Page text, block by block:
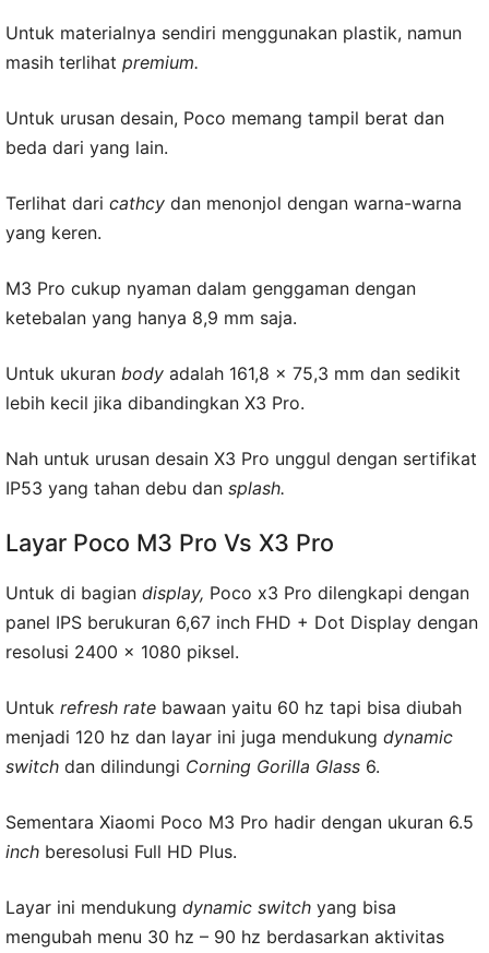
Untuk materialnya sendiri menggunakan plastik, namun
masih terlihat premium.
Untuk urusan desain, Poco memang tampil berat dan
beda dari yang lain.
Terlihat dari cathcy dan menonjol dengan warna-warna
yang keren.
M3 Pro cukup nyaman dalam genggaman dengan
ketebalan yang hanya 8,9 mm saja.
Untuk ukuran body adalah 161,8 x 75,3 mm dan sedikit
lebih kecil jika dibandingkan X3 Pro.
Nah untuk urusan desain X3 Pro unggul dengan sertifikat
IP53 yang tahan debu dan splash.
Layar Poco M3 Pro Vs X3 Pro
Untuk di bagian display, Poco x3 Pro dilengkapi dengan
panel IPS berukuran 6,67 inch FHD + Dot Display dengan
resolusi 2400 x 1080 piksel.
Untuk refresh rate bawaan yaitu 60 hz tapi bisa diubah
menjadi 120 hz dan layar ini juga mendukung dynamic
switch dan dilindungi Corning Gorilla Glass 6.
Sementara Xiaomi Poco M3 Pro hadir dengan ukuran 6.5
inch beresolusi Full HD Plus.
Layar ini mendukung dynamic switch yang bisa
mengubah menu 30 hz – 90 hz berdasarkan aktivitas